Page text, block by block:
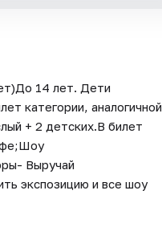
14 лет. Дети
категории, аналогичной
+ 2 детских.В билет
Выручай
экспозицию и все шоу